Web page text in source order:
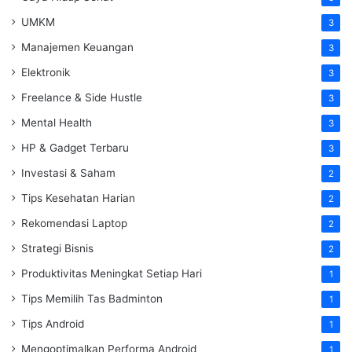
UMKM 3
Manajemen Keuangan 3
Elektronik 3
Freelance & Side Hustle 3
Mental Health 3
HP & Gadget Terbaru 3
Investasi & Saham 2
Tips Kesehatan Harian 2
Rekomendasi Laptop 2
Strategi Bisnis 2
Produktivitas Meningkat Setiap Hari 1
Tips Memilih Tas Badminton 1
Tips Android 1
Mengoptimalkan Performa Android 1